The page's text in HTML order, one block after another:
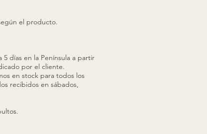
el producto.
días en la Península a partir
por el cliente.
en stock para todos los
recibidos en sábados,